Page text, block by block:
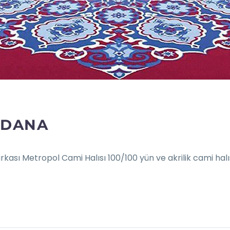
Metropol Cami Halısı 100/100 yün ve akrilik cami